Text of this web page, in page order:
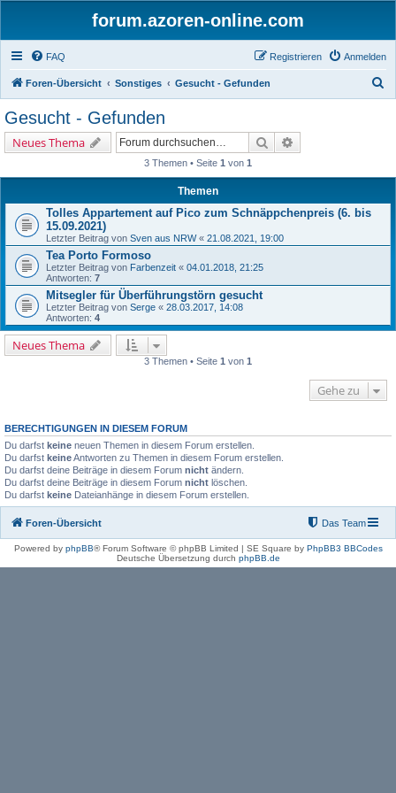
forum.azoren-online.com
FAQ Anmelden
Registrieren
Foren-Übersicht Sonstiges Gesucht - Gefunden
Gesucht - Gefunden
Neues Thema Suche
3 Themen • Seite 1 von 1
Themen
Tolles Appartement auf Pico zum Schnäppchenpreis (6. bis
15.09.2021)
Letzter Beitrag von Sven aus NRW« 21.08.2021, 19:00
Tea Porto Formoso
Letzter Beitrag von Farbenzeit « 04.01.2018, 21:25
Antworten: 7
Mitsegler für Überführungstörn gesucht
Letzter Beitrag von Serge « 28.03.2017, 14:08
Antworten: 4
Neues Thema
3 Themen • Seite 1 von 1
Gehe zu
BERECHTIGUNGEN IN DIESEM FORUM
Du darfst keine neuen Themen in diesem Forum erstellen.
Du darfst keineAntworten zu Themen in diesem Forum erstellen.
Du darfst deine Beiträge in diesem Forum nicht ändern.
Du darfst deine Beiträge in diesem Forum nicht löschen.
Du darfst keine Dateianhänge in diesem Forum erstellen.
Foren-Übersicht Das Team
Powered by phpBB® Forum Software © phpBB Limited | SE Square by PhpBB3 BBCodes
Deutsche Übersetzung durch phpBB.de